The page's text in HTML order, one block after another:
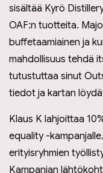
sisältää Kyrö
OAF:n tuotteita.
buffetaamiainen ja
mahdollisuus tehdä
tutustuttaa sinut
tiedot ja kartan
Klaus K lahjoittaa
equality -
erityisryhmien
Kampanjan